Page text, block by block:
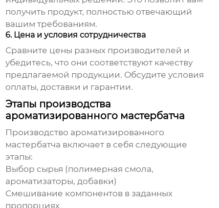
получить продукт, полностью отвечающий
вашим требованиям.
6. Цена и условия сотрудничества
Сравните цены разных производителей и
убедитесь, что они соответствуют качеству
предлагаемой продукции. Обсудите условия
оплаты, доставки и гарантии.
Этапы производства
ароматизированного мастербатча
Производство ароматизированного
мастербатча включает в себя следующие
этапы:
Выбор сырья (полимерная смола,
ароматизаторы, добавки)
Смешивание компонентов в заданных
пропорциях